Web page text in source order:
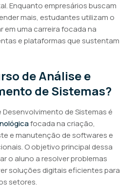
Enquanto empresários buscam
mais, estudantes utilizam o
em uma carreira focada na
e plataformas que sustentam
de Análise e
de Sistemas?
Desenvolvimento de Sistemas é
focada na criação,
e manutenção de softwares e
O objetivo principal dessa
o aluno a resolver problemas
soluções digitais eficientes para
setores.